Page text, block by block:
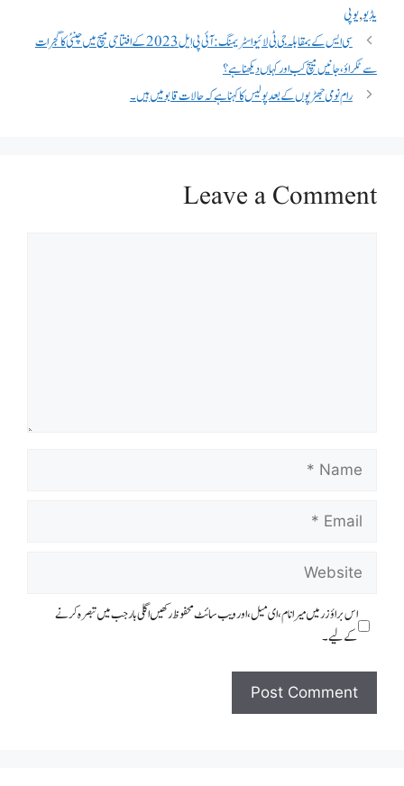
یڈیو,یوپی
سی ایس کے بمقابلہ جی ٹی لائیو اسٹریمنگ: آئی پی ایل 2023 کے افتتاحی میچ میں چنئی کا گجرات
سے ٹکراؤ، جانیں میچ کب اور کہاں دیکھنا ہے؟
رام نومی جھڑپوں کے بعد پولیس کا کہنا ہے کہ حالات قابو میں ہیں۔
Leave a Comment
اس براؤزر میں میرا نام، ای میل، اور ویب سائٹ محفوظ رکھیں اگلی بار جب میں تبصرہ کرنے
کےلیے۔